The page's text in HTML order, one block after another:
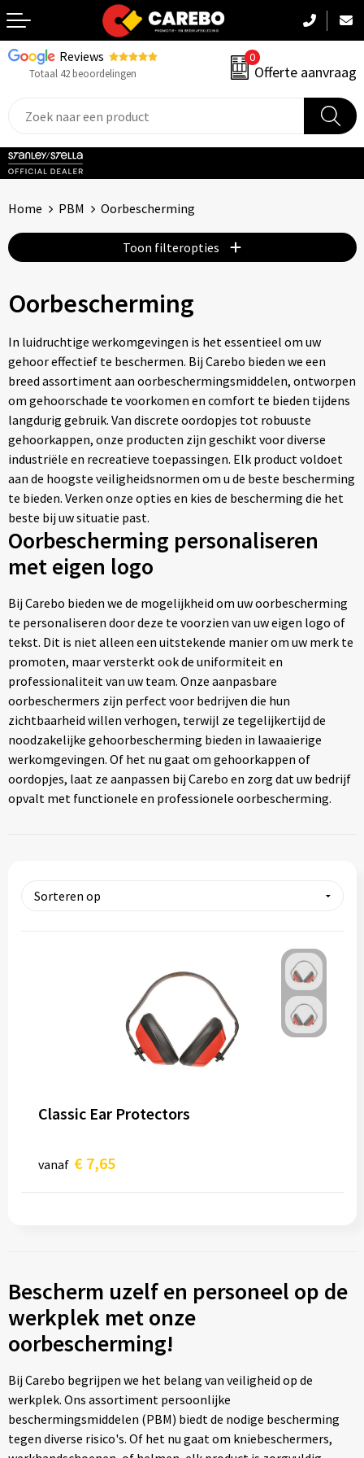
Reviews
Totaal 42 beoordelingen
0
Offerte aanvraag
Terug
Sportkleding
Caps, Mutsen & Sjaals
Handdoeken & Dekens
Kinderkleding
Tassen
Relatiegeschenken
Stickers
Home PBM Oorbescherming
Toon filteropties
Oorbescherming
In luidruchtige werkomgevingen is het essentieel om uw
gehoor effectief te beschermen. Bij Carebo bieden we een
breed assortiment aan oorbeschermingsmiddelen, ontworpen
om gehoorschade te voorkomen en comfort te bieden tijdens
langdurig gebruik. Van discrete oordopjes tot robuuste
gehoorkappen, onze producten zijn geschikt voor diverse
industriële en recreatieve toepassingen. Elk product voldoet
aan de hoogste veiligheidsnormen om u de beste bescherming
te bieden. Verken onze opties en kies de bescherming die het
beste bij uw situatie past.
Oorbescherming personaliseren
met eigen logo
Bij Carebo bieden we de mogelijkheid om uw oorbescherming
te personaliseren door deze te voorzien van uw eigen logo of
tekst. Dit is niet alleen een uitstekende manier om uw merk te
promoten, maar versterkt ook de uniformiteit en
professionaliteit van uw team. Onze aanpasbare
oorbeschermers zijn perfect voor bedrijven die hun
zichtbaarheid willen verhogen, terwijl ze tegelijkertijd de
noodzakelijke gehoorbescherming bieden in lawaaierige
werkomgevingen. Of het nu gaat om gehoorkappen of
oordopjes, laat ze aanpassen bij Carebo en zorg dat uw bedrijf
opvalt met functionele en professionele oorbescherming.
Classic Ear Protectors
vanaf € 7,65
Bescherm uzelf en personeel op de
werkplek met onze
oorbescherming!
Bij Carebo begrijpen we het belang van veiligheid op de
werkplek. Ons assortiment persoonlijke
beschermingsmiddelen (PBM) biedt de nodige bescherming
tegen diverse risico's. Of het nu gaat om kniebeschermers,